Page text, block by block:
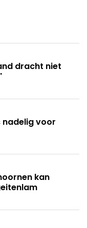
dracht niet
nadelig voor
kan